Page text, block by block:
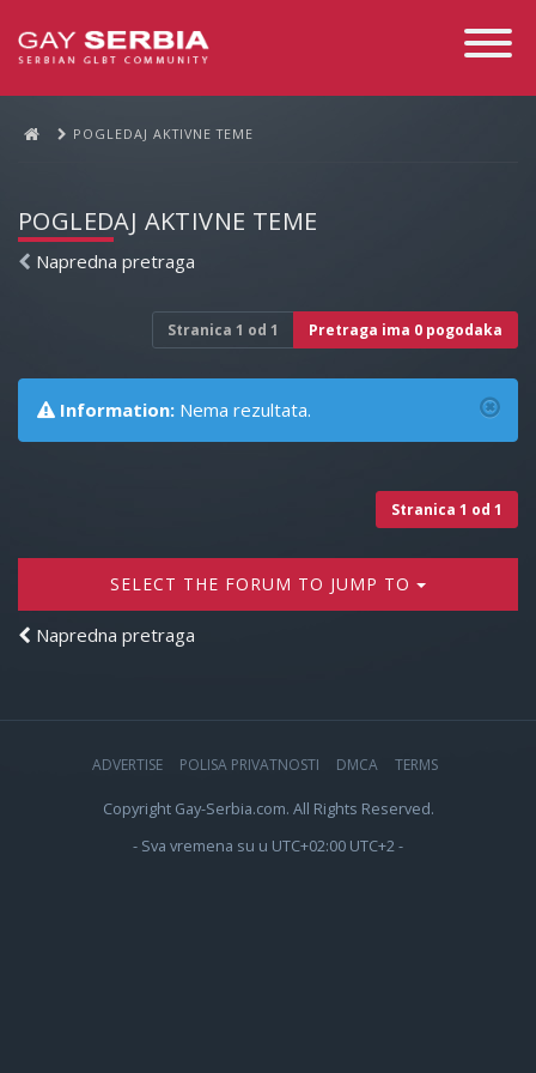
Toggle
POGLEDAJ AKTIVNE TEME
POGLEDAJ AKTIVNE TEME
Napredna pretraga
Stranica 1 od 1 Pretraga ima 0 pogodaka
Information: Nema rezultata.
Stranica 1 od 1
SELECT THE FORUM TO JUMP TO
Napredna pretraga
ADVERTISE POLISA PRIVATNOSTI DMCA TERMS
Copyright Gay-Serbia.com. All Rights Reserved.
- Sva vremena su u UTC+02:00 UTC+2 -